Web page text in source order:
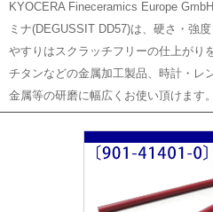
KYOCERA Fineceramics Europe
ミナ(DEGUSSIT DD57)は、硬さ・強
やすりはスクラッチフリーの仕上がり
チタンなどの金属加工製品、時計・レ
金属等の研磨に幅広くお使い頂けます。